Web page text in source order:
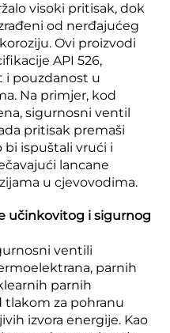
visoki pritisak, dok
od nerđajućeg
Ovi proizvodi
API 526,
i pouzdanost u
Na primjer, kod
sigurnosni ventil
pritisak premaši
ispuštali vrući i
lancane
u cjevovodima.
učinkovitog i sigurnog
ventili
parnih
parnih
tlakom za pohranu
izvora energije. Kao